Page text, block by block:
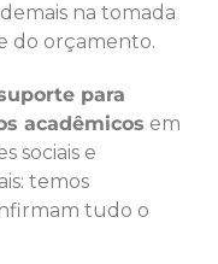
na tomada
do orçamento.
para
acadêmicos em
sociais e
temos
tudo o